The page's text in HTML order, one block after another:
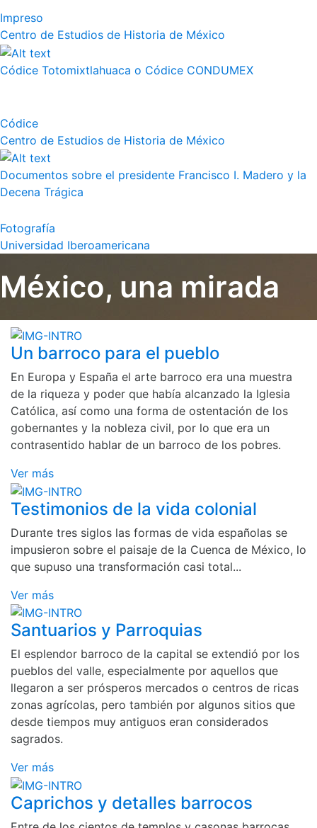
Impreso
Centro de Estudios de Historia de México
Códice Totomixtlahuaca o Códice CONDUMEX
Códice
Centro de Estudios de Historia de México
Documentos sobre el presidente Francisco I. Madero y la
Decena Trágica
Fotografía
Universidad Iberoamericana
México, una mirada
Un barroco para el pueblo
En Europa y España el arte barroco era una muestra
de la riqueza y poder que había alcanzado la Iglesia
Católica, así como una forma de ostentación de los
gobernantes y la nobleza civil, por lo que era un
contrasentido hablar de un barroco de los pobres.
Ver más
Testimonios de la vida colonial
Durante tres siglos las formas de vida españolas se
impusieron sobre el paisaje de la Cuenca de México, lo
que supuso una transformación casi total...
Ver más
Santuarios y Parroquias
El esplendor barroco de la capital se extendió por los
pueblos del valle, especialmente por aquellos que
llegaron a ser prósperos mercados o centros de ricas
zonas agrícolas, pero también por algunos sitios que
desde tiempos muy antiguos eran considerados
sagrados.
Ver más
Caprichos y detalles barrocos